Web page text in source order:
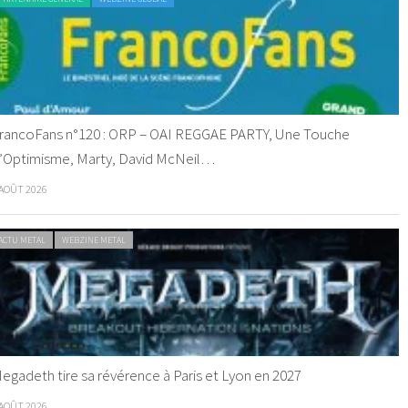
n°120 : ORP – OAI REGGAE PARTY, Une Touche
Marty, David McNeil…
2026
METAL WEBZINE METAL
tire sa révérence à Paris et Lyon en 2027